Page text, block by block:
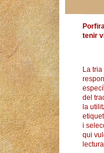
tenir
La
del
la
i
qui